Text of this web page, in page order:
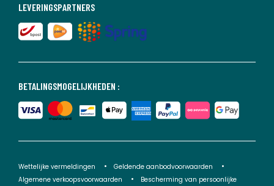
BETALINGSMOGELIJKHEDEN :
LEVERINGSPARTNERS
Wettelijke vermeldingen
Geldende aanbodvoorwaarden
Algemene verkoopsvoorwaarden
Bescherming van persoonlijke